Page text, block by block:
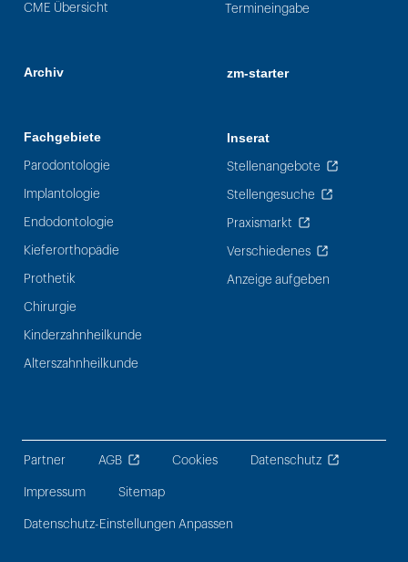
CME Übersicht
Archiv
Fachgebiete
Parodontologie
Implantologie
Endodontologie
Kieferorthopädie
Prothetik
Chirurgie
Kinderzahnheilkunde
Alterszahnheilkunde
Termineingabe
zm-starter
Inserat
Stellenangebote
Stellengesuche
Praxismarkt
Verschiedenes
Anzeige aufgeben
Partner AGB Cookies Datenschutz
Impressum Sitemap
Datenschutz-Einstellungen Anpassen